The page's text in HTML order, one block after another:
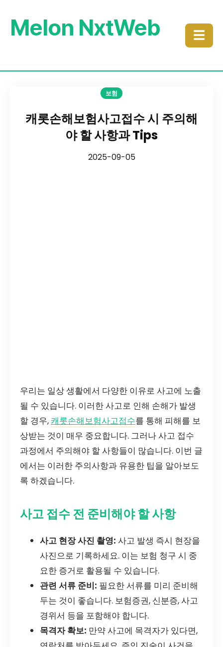
Melon NxtWeb ☰
보험
캐롯손해보험사고접수 시 주의해
야 할 사항과 Tips
2025-09-05
우리는 일상 생활에서 다양한 이유로 사고에 노출
될 수 있습니다. 이러한 사고로 인해 손해가 발생
할 경우, 캐롯손해보험사고접수를 통해 피해를 보
상받는 것이 매우 중요합니다. 그러나 사고 접수
과정에서 주의해야 할 사항들이 많습니다. 이번 글
에서는 이러한 주의사항과 유용한 팁을 알아보도
록 하겠습니다.
사고 접수 전 준비해야 할 사항
사고 현장 사진 촬영: 사고 발생 즉시 현장을
사진으로 기록하세요. 이는 보험 청구 시 중
요한 증거로 활용될 수 있습니다.
관련 서류 준비: 필요한 서류를 미리 준비해
두는 것이 좋습니다. 보험증권, 신분증, 사고
경위서 등을 포함해야 합니다.
목격자 확보: 만약 사고에 목격자가 있다면,